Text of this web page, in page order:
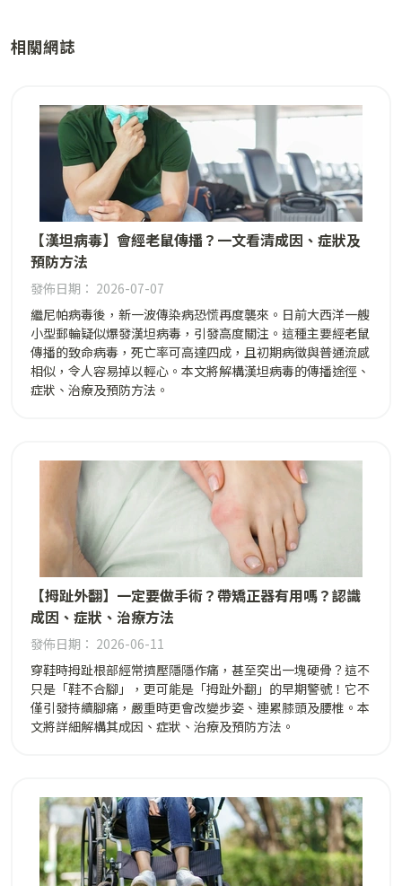
相關網誌
【漢坦病毒】會經老鼠傳播？一文看清成因、症狀及
預防方法
發佈日期： 2026-07-07
繼尼帕病毒後，新一波傳染病恐慌再度襲來。日前大西洋一艘
小型郵輪疑似爆發漢坦病毒，引發高度關注。這種主要經老鼠
傳播的致命病毒，死亡率可高達四成，且初期病徵與普通流感
相似，令人容易掉以輕心。本文將解構漢坦病毒的傳播途徑、
症狀、治療及預防方法。
【拇趾外翻】一定要做手術？帶矯正器有用嗎？認識
成因、症狀、治療方法
發佈日期： 2026-06-11
穿鞋時拇趾根部經常擠壓隱隱作痛，甚至突出一塊硬骨？這不
只是「鞋不合腳」，更可能是「拇趾外翻」的早期警號！它不
僅引發持續腳痛，嚴重時更會改變步姿、連累膝頭及腰椎。本
文將詳細解構其成因、症狀、治療及預防方法。